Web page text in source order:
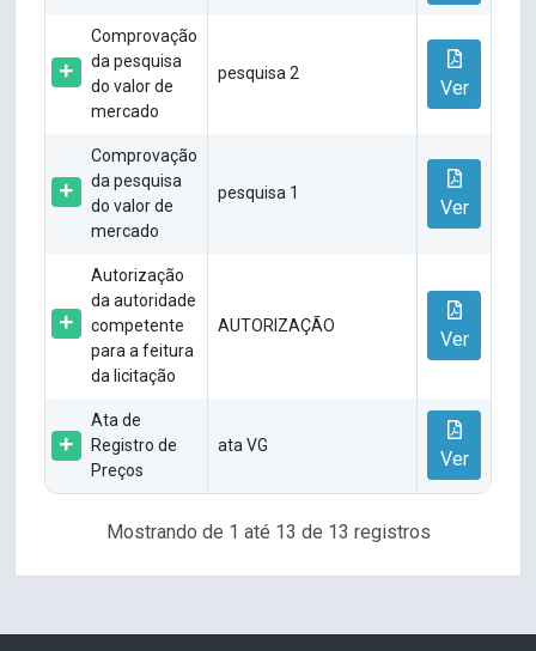
Comprovação
da pesquisa
do valor de
mercado
pesquisa 2
Ver
Comprovação
da pesquisa
do valor de
mercado
pesquisa 1
Ver
Autorização
da autoridade
competente
para a feitura
da licitação
AUTORIZAÇÃO
Ver
Ata de
Registro de
Preços
ata VG
Ver
Mostrando de 1 até 13 de 13 registros